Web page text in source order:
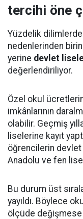
tercihi öne
Yüzdelik
nedenlerinden
yerine devlet
değerlendiriliyor.
Özel okul
imkânlarının
olabilir. Geçmiş
liselerine kayıt
öğrencilerin devlet
Anadolu ve fen
Bu durum üst
yayıldı. Böylece
ölçüde